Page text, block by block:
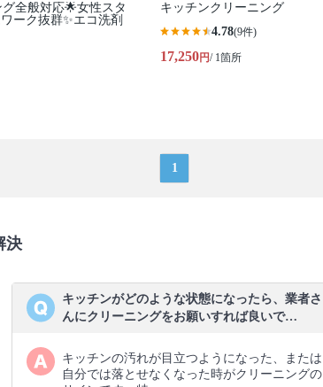
全般対応🌟女性スタ
ーク抜群✨エコ洗剤
キッチンクリーニング
4.78(9件)
17,250円/ 1箇所
1
決
キッチンがどのような状態になったら、業者さ
んにクリーニングをお願いすれば良いで…
キッチンの汚れが目立つようになった、または
自分では落とせなくなった時がクリーニングの